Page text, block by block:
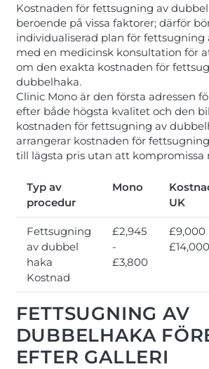
Kostnaden för fettsugning av
beroende på vissa faktorer; därför
individualiserad plan för fettsugning
med en medicinsk konsultation för
om den exakta kostnaden för
dubbelhaka.
Clinic Mono är den första adressen
efter både högsta kvalitet och den
kostnaden för fettsugning av
arrangerar kostnaden för
till lägsta pris utan att kompromissa
Typ av
procedur
Mono
UK
Fettsugning
av dubbel
haka
Kostnad
£2,945
-
£3,800
£9,000
£14,000
FETTSUGNING AV
DUBBELHAKA
EFTER GALLERI